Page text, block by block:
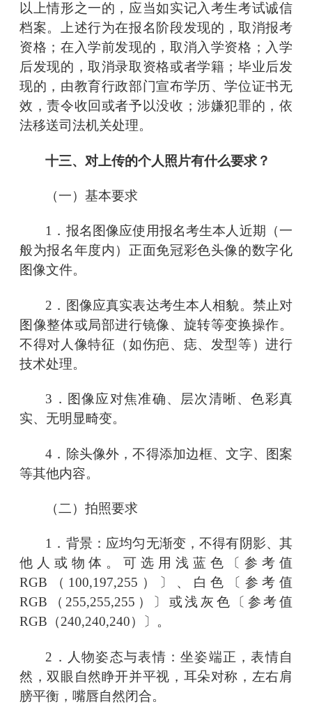
以上情形之一的，应当如实记入考生考试诚信
档案。上述行为在报名阶段发现的，取消报考
资格；在入学前发现的，取消入学资格；入学
后发现的，取消录取资格或者学籍；毕业后发
现的，由教育行政部门宣布学历、学位证书无
效，责令收回或者予以没收；涉嫌犯罪的，依
法移送司法机关处理。
十三、对上传的个人照片有什么要求？
（一）基本要求
1．报名图像应使用报名考生本人近期（一
般为报名年度内）正面免冠彩色头像的数字化
图像文件。
2．图像应真实表达考生本人相貌。禁止对
图像整体或局部进行镜像、旋转等变换操作。
不得对人像特征（如伤疤、痣、发型等）进行
技术处理。
3．图像应对焦准确、层次清晰、色彩真
实、无明显畸变。
4．除头像外，不得添加边框、文字、图案
等其他内容。
（二）拍照要求
1．背景：应均匀无渐变，不得有阴影、其
他人或物体。可选用浅蓝色〔参考值
RGB（100,197,255）〕、白色〔参考值
RGB（255,255,255）〕或浅灰色〔参考值
RGB（240,240,240）〕。
2．人物姿态与表情：坐姿端正，表情自
然，双眼自然睁开并平视，耳朵对称，左右肩
膀平衡，嘴唇自然闭合。